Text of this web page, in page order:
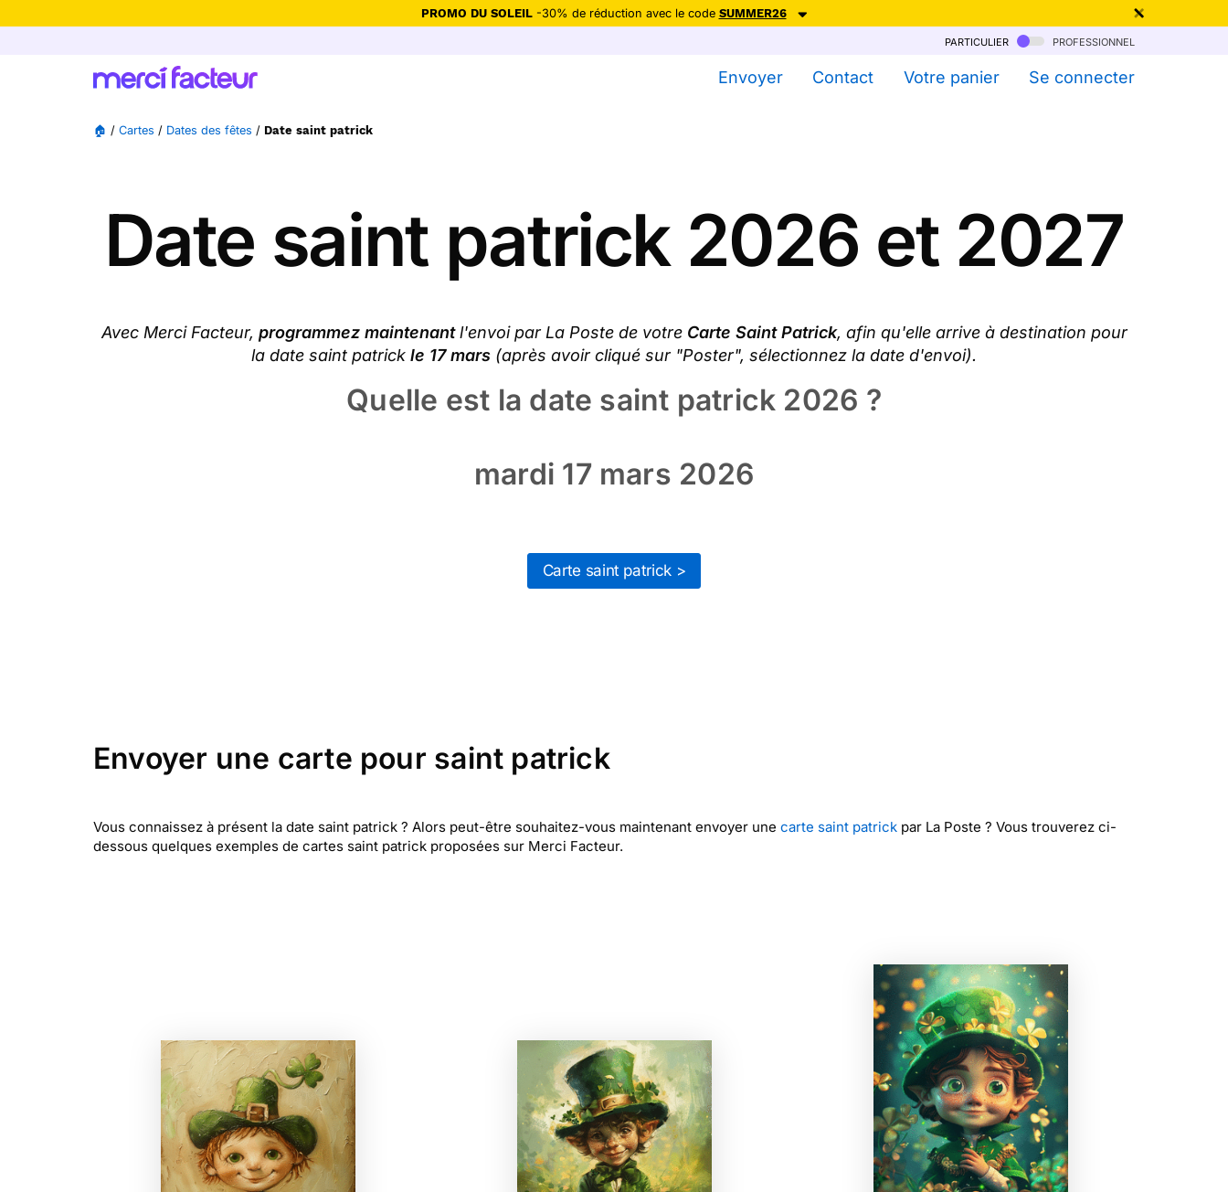
PROMO DU SOLEIL-30% de réduction avec le code SUMMER26
particulier professionnel
Envoyer Contact Votre panier Se connecter
🏠 / Cartes / Dates des fêtes / Date saint patrick
Date saint patrick 2026 et 2027
Avec Merci Facteur, programmez maintenantl'envoi par La Poste de votre Carte Saint Patrick, afin qu'elle arrive à destination pour
la date saint patrick le 17 mars (après avoir cliqué sur "Poster", sélectionnez la date d'envoi).
Quelle est la date saint patrick 2026 ?
mardi 17 mars 2026
Carte saint patrick >
Envoyer une carte pour saint patrick
Vous connaissez à présent la date saint patrick ? Alors peut-être souhaitez-vous maintenant envoyer une carte saint patrick par La Poste ? Vous trouverez ci-
dessous quelques exemples de cartes saint patrick proposées sur Merci Facteur.